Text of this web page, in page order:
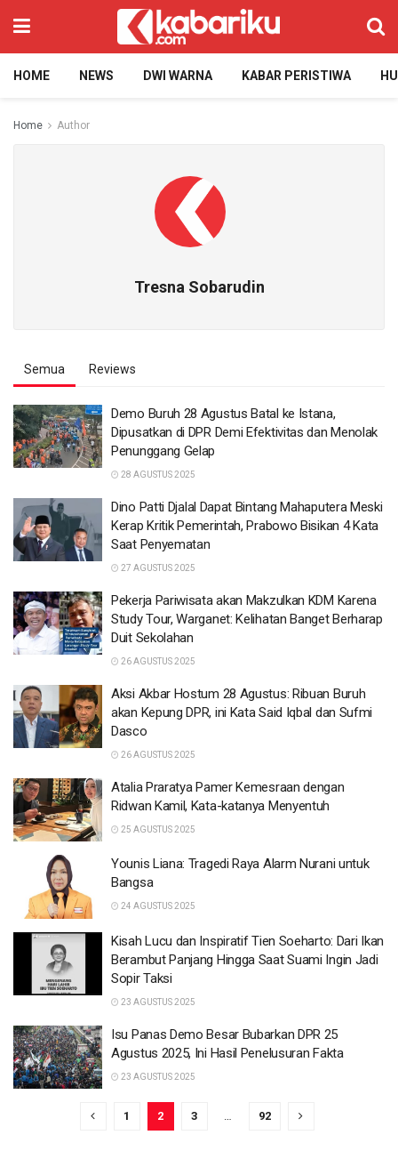
HOME NEWS DWI WARNA KABAR PERISTIWA
Home Author
Tresna Sobarudin
Semua Reviews
Demo Buruh 28 Agustus Batal ke Istana,
Dipusatkan di DPR Demi Efektivitas dan Menolak
Penunggang Gelap
28 AGUSTUS 2025
Dino Patti Djalal Dapat Bintang Mahaputera Meski
Kerap Kritik Pemerintah, Prabowo Bisikan 4 Kata
Saat Penyematan
27 AGUSTUS 2025
Pekerja Pariwisata akan Makzulkan KDM Karena
Study Tour, Warganet: Kelihatan Banget Berharap
Duit Sekolahan
26 AGUSTUS 2025
Aksi Akbar Hostum 28 Agustus: Ribuan Buruh
akan Kepung DPR, ini Kata Said Iqbal dan Sufmi
Dasco
26 AGUSTUS 2025
Atalia Praratya Pamer Kemesraan dengan
Ridwan Kamil, Kata-katanya Menyentuh
25 AGUSTUS 2025
Younis Liana: Tragedi Raya Alarm Nurani untuk
Bangsa
24 AGUSTUS 2025
Kisah Lucu dan Inspiratif Tien Soeharto: Dari Ikan
Berambut Panjang Hingga Saat Suami Ingin Jadi
Sopir Taksi
23 AGUSTUS 2025
Isu Panas Demo Besar Bubarkan DPR 25
Agustus 2025, Ini Hasil Penelusuran Fakta
23 AGUSTUS 2025
1 2 3 … 92